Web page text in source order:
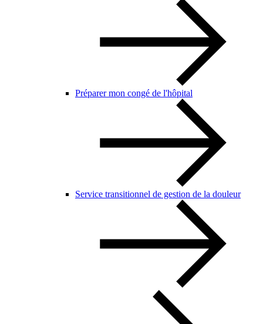
Préparer mon congé de l'hôpital
Service transitionnel de gestion de la douleur